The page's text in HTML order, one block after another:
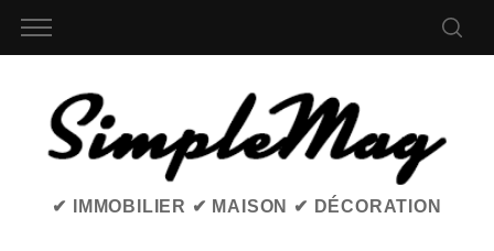
✔ IMMOBILIER ✔ MAISON ✔ DÉCORATION